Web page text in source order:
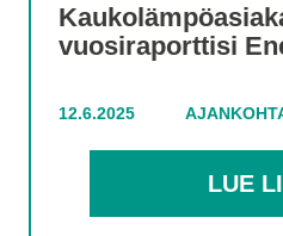
vuosiraporttisi
12.6.2025
LUE